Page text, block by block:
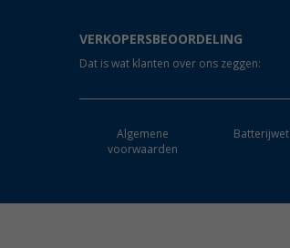
VERKOPERSBEOORDELING
Dat is wat klanten over ons zeggen:
Algemene
voorwaarden
Batterijwet